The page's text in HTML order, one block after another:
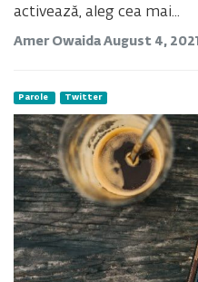
activează, aleg cea mai...
Amer Owaida August 4, 2021
Parole Twitter